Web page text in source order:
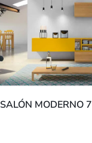
SALÓN MODERNO 7